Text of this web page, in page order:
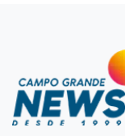
Pais passam
e agora
07:26